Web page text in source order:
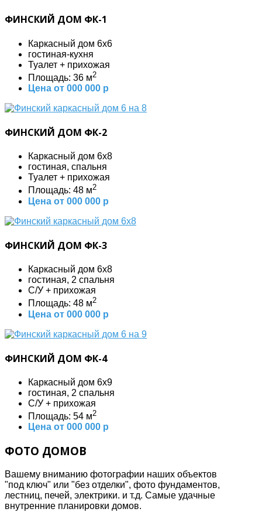
ФИНСКИЙ ДОМ ФК-1
Каркасный дом 6х6
гостиная-кухня
Туалет + прихожая
Площадь: 36 м2
Цена от 000 000 р
ФИНСКИЙ ДОМ ФК-2
Каркасный дом 6х8
гостиная, спальня
Туалет + прихожая
Площадь: 48 м2
Цена от 000 000 р
ФИНСКИЙ ДОМ ФК-3
Каркасный дом 6х8
гостиная, 2 спальня
С/У + прихожая
Площадь: 48 м2
Цена от 000 000 р
ФИНСКИЙ ДОМ ФК-4
Каркасный дом 6х9
гостиная, 2 спальня
С/У + прихожая
Площадь: 54 м2
Цена от 000 000 р
ФОТО ДОМОВ
Вашему вниманию фотографии наших объектов
"под ключ" или "без отделки", фото фундаментов,
лестниц, печей, электрики. и т.д. Самые удачные
внутренние планировки домов.